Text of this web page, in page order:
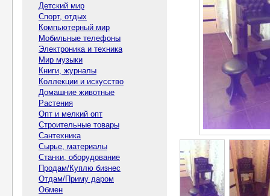
Детский мир
Спорт, отдых
Компьютерный мир
Мобильные телефоны
Электроника и техника
Мир музыки
Книги, журналы
Коллекции и искусство
Домашние животные
Растения
Опт и мелкий опт
Строительные товары
Сантехника
Сырье, материалы
Станки, оборудование
Продам/Куплю бизнес
Отдам/Приму даром
Обмен